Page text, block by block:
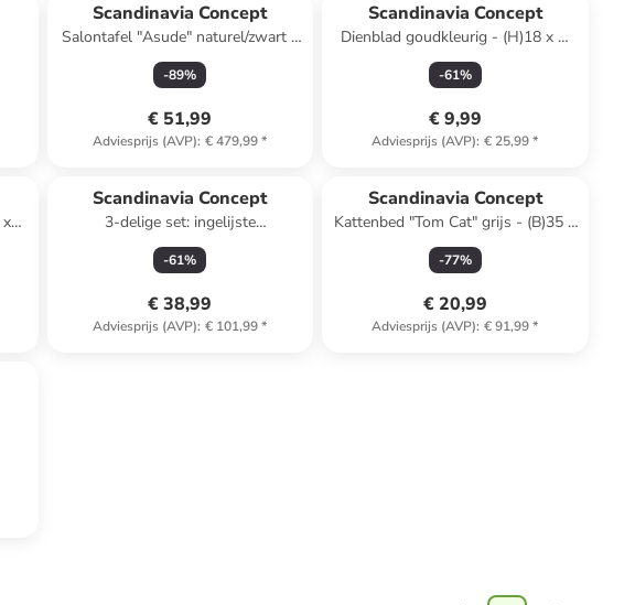
Scandinavia Concept
Salontafel "Asude" naturel/zwart -
(B)95 x (H)55 x (D)43 cm
-89%
€ 51,99
Adviesprijs (AVP): € 479,99*
Scandinavia Concept
Dienblad goudkleurig - (H)18 x Ø
20,5 cm
-61%
€ 9,99
Adviesprijs (AVP): € 25,99*
Scandinavia Concept
3-delige set: ingelijste
kunstdrukken
-61%
€ 38,99
Adviesprijs (AVP): € 101,99*
Scandinavia Concept
Kattenbed "Tom Cat" grijs - (B)35 x
(H)50 x (D)40 cm
-77%
€ 20,99
Adviesprijs (AVP): € 91,99*